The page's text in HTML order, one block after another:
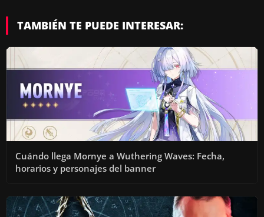
TAMBIÉN TE PUEDE INTERESAR:
Cuándo llega Mornye a Wuthering Waves: Fecha,
horarios y personajes del banner